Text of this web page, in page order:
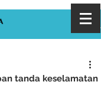
tanda keselamatan